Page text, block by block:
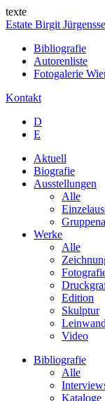
texte
Estate Birgit
Bibliografie
Autorenliste
Fotogalerie
Kontakt
D
E
Aktuell
Biografie
Ausstellungen
Alle
Werke
Alle
Edition
Skulptur
Video
Bibliografie
Alle
Kataloge